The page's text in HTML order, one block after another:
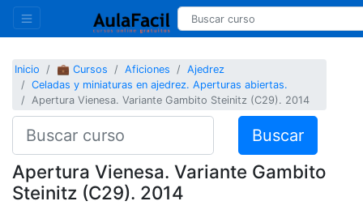
Inicio 💼 Cursos Aficiones
Ajedrez
Celadas y miniaturas en ajedrez. Aperturas abiertas.
Apertura Vienesa. Variante Gambito Steinitz (C29). 2014
Buscar
Apertura Vienesa. Variante Gambito
Steinitz (C29). 2014